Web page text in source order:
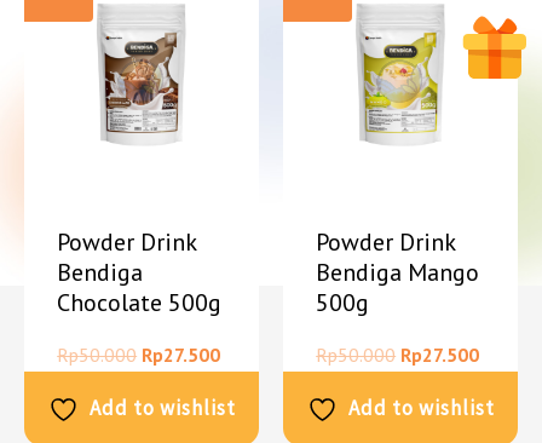
Powder Drink
Bendiga
Chocolate 500g
Rp50.000 Rp27.500
Add to wishlist
Powder Drink
Bendiga Mango
500g
Rp50.000 Rp27.500
Add to wishlist